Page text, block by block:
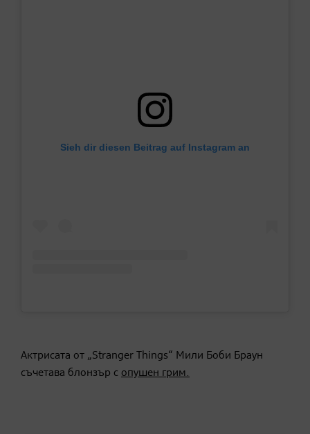
Sieh dir diesen Beitrag auf Instagram an
Актрисата от „Stranger Things“ Мили Боби Браун
съчетава блонзър с опушен грим.